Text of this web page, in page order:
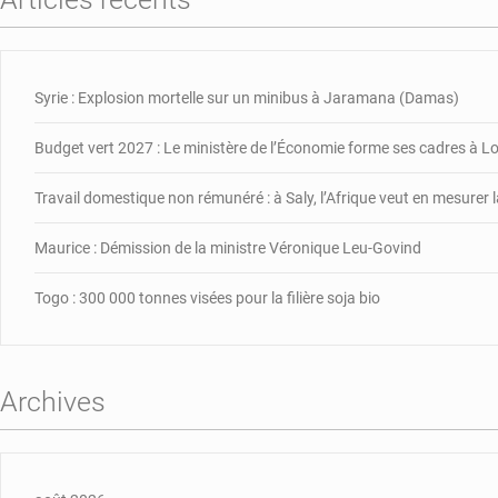
Syrie : Explosion mortelle sur un minibus à Jaramana (Damas)
Budget vert 2027 : Le ministère de l’Économie forme ses cadres à
Travail domestique non rémunéré : à Saly, l’Afrique veut en mesurer
Maurice : Démission de la ministre Véronique Leu-Govind
Togo : 300 000 tonnes visées pour la filière soja bio
Archives